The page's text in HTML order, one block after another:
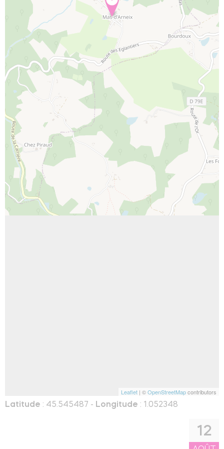
Leaflet | ©OpenStreetMapcontributors
Latitude : 45.545487 - Longitude : 1.052348
12